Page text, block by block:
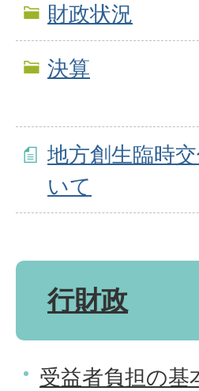
財政状況
決算
地方創生臨時
いて
行財政
受益者負担の